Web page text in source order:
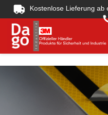
Kostenlose Lieferung ab